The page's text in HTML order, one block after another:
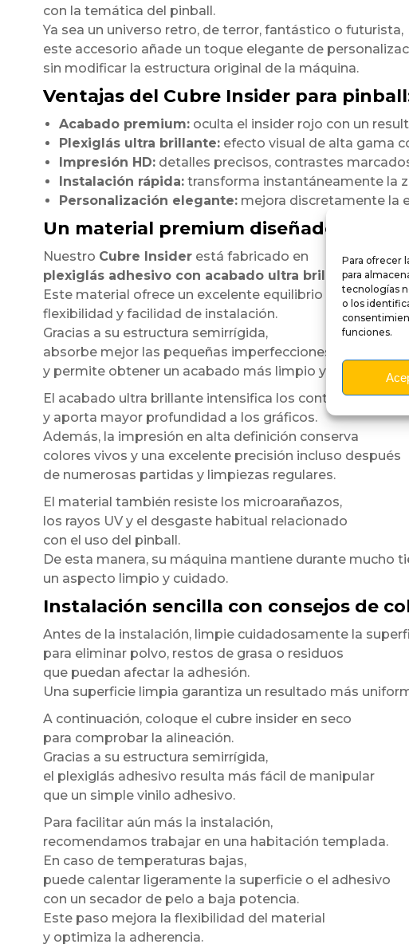
Para ofrecer
para
tecnologías
o los
funciones.
con la temática del pinball.
Ya sea un universo retro, de terror, fantástico o futurista,
este accesorio añade un toque elegante de
sin modificar la estructura original de la máquina.
Ventajas del Cubre Insider para
Acabado premium:oculta el insider rojo con un
Plexiglás ultra brillante:efecto visual de alta gama
Impresión HD:detalles precisos, contrastes
Instalación rápida:transforma instantáneamente la
Personalización elegante:mejora discretamente la
Un material premium diseñado para
Nuestro Cubre Insiderestá fabricado en
plexiglás adhesivo con acabado ultra brillante.
Este material ofrece un excelente equilibrio entre rigidez,
flexibilidad y facilidad de instalación.
Gracias a su estructura semirrígida,
absorbe mejor las pequeñas imperfecciones de la
y permite obtener un acabado más limpio y uniforme.
El acabado ultra brillante intensifica los contrastes
y aporta mayor profundidad a los gráficos.
Además, la impresión en alta definición conserva
colores vivos y una excelente precisión incluso después
de numerosas partidas y limpiezas regulares.
El material también resiste los microarañazos,
los rayos UV y el desgaste habitual relacionado
con el uso del pinball.
De esta manera, su máquina mantiene durante mucho
un aspecto limpio y cuidado.
Instalación sencilla con consejos de
Antes de la instalación, limpie cuidadosamente la
para eliminar polvo, restos de grasa o residuos
que puedan afectar la adhesión.
Una superficie limpia garantiza un resultado más
A continuación, coloque el cubre insider en seco
para comprobar la alineación.
Gracias a su estructura semirrígida,
el plexiglás adhesivo resulta más fácil de manipular
que un simple vinilo adhesivo.
Para facilitar aún más la instalación,
recomendamos trabajar en una habitación templada.
En caso de temperaturas bajas,
puede calentar ligeramente la superficie o el adhesivo
con un secador de pelo a baja potencia.
Este paso mejora la flexibilidad del material
y optimiza la adherencia.